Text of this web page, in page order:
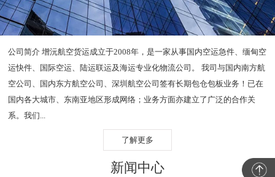
公司简介 增沅航空货运成立于2008年，是一家从事国内空运急件、缅甸空
运快件、国际空运、陆运联运及海运专业化物流公司。 我司与国内南方航
空公司、国内东方航空公司、深圳航空公司签有长期包仓包板业务！已在
国内各大城市、东南亚地区形成网络；业务方面亦建立了广泛的合作关
系。我们...
了解更多
新闻中心